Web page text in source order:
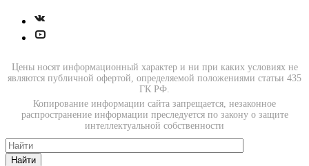
Цены носят информационный характер и ни при каких условиях не
являются публичной офертой, определяемой положениями статьи 435
ГК РФ.
Копирование информации сайта запрещается, незаконное
распространение информации преследуется по закону о защите
интеллектуальной собственности
Найти